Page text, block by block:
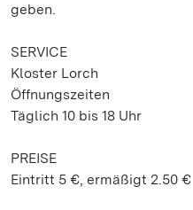
geben.
SERVICE
Kloster Lorch
Öffnungszeiten
Täglich 10 bis 18 Uhr
PREISE
Eintritt 5 €, ermäßigt 2.50 €